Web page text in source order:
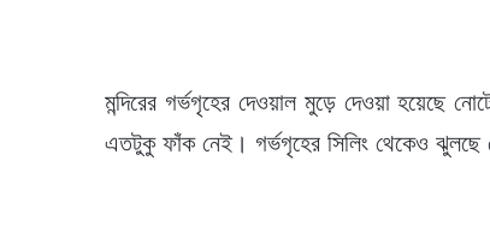
মন্দিরের গর্ভগৃহের দেওয়াল মুড়ে দেওয়া হয়েছে
এতটুকু ফাঁক নেই। গর্ভগৃহের সিলিং থেকেও ঝুলছে